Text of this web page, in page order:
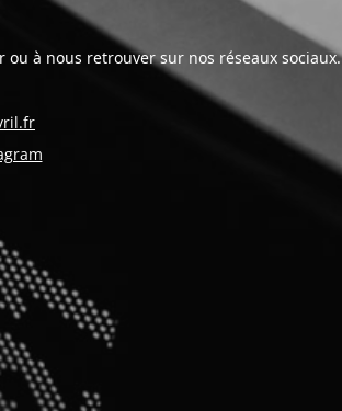
à nous retrouver sur nos réseaux sociaux.